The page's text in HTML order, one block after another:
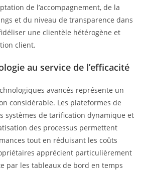
de l’accompagnement, de la
et du niveau de transparence dans
une clientèle hétérogène et
client.
au service de l’efficacité
avancés représente un
considérable. Les plateformes de
systèmes de tarification dynamique et
des processus permettent
tout en réduisant les coûts
apprécient particulièrement
par les tableaux de bord en temps